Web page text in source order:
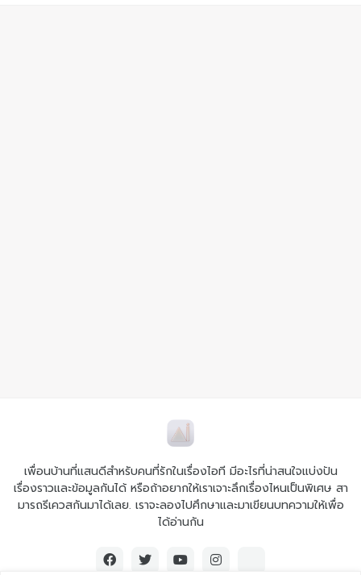
เพื่อนบ้านที่แสนดีสำหรับคนที่รักในเรื่องไอที มีอะไรที่น่าสนใจแบ่งปัน
เรื่องราวและข้อมูลกันได้ หรือถ้าอยากให้เราเจาะลึกเรื่องไหนเป็นพิเศษ สา
มารถรีเควสกันมาได้เลย. เราจะลองไปศึกษาและมาเขียนบทความให้เพื่อ
ได้อ่านกัน